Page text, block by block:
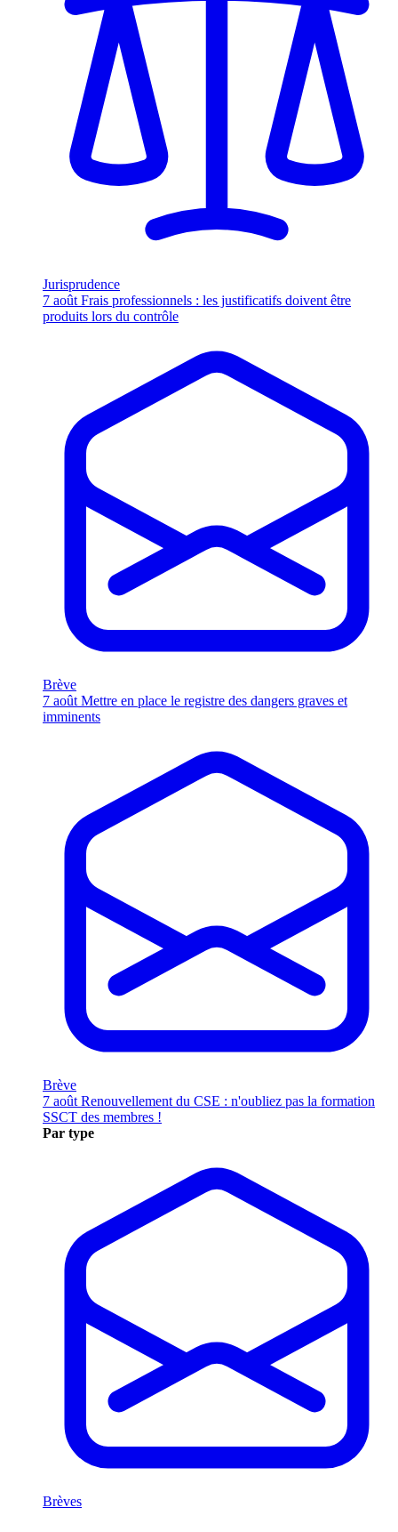
Jurisprudence
7 août Frais professionnels : les justificatifs doivent être
produits lors du contrôle
Brève
7 août Mettre en place le registre des dangers graves et
imminents
Brève
7 août Renouvellement du CSE : n'oubliez pas la formation
SSCT des membres !
Par type
Brèves